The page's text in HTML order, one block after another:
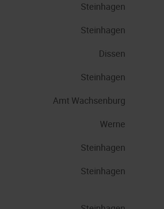
Steinhagen
Steinhagen
Dissen
Steinhagen
Amt Wachsenburg
Werne
Steinhagen
Steinhagen